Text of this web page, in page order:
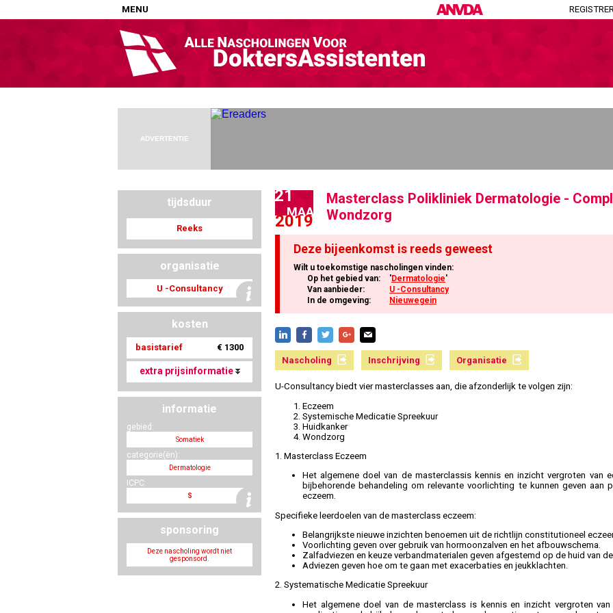
MENU
Home
Nascholingen op locatie (agenda)
Nascholingen op aanvraag (in-company)
Nascholing aanmelden
Zoek op kaart
Registreren
Inloggen
Info
ADVERTENTIE
tijdsduur
Reeks
organisatie
U -Consultancy
kosten
basistarief € 1300
extra prijsinformatie
informatie
gebied:
Somatiek
categorie(ën):
Dermatologie
ICPC:
S
sponsoring
Deze nascholing wordt niet
gesponsord.
21
MAA
2019
Masterclass Polikliniek Dermatologie -
Wondzorg
Deze bijeenkomst is reeds geweest
Wilt u toekomstige nascholingen vinden:
Op het gebied van:
'Dermatologie'
Van aanbieder:
U -Consultancy
In de omgeving:
Nieuwegein
Nascholing Inschrijving Organisatie
U-Consultancy biedt vier masterclasses aan, die afzonderlijk te volgen zijn:
Eczeem
Systemische Medicatie Spreekuur
Huidkanker
Wondzorg
1. Masterclass Eczeem
Het algemene doel van de masterclassis kennis en inzicht vergroten van
bijbehorende behandeling om relevante voorlichting te kunnen geven aan
eczeem.
Specifieke leerdoelen van de masterclass eczeem:
Belangrijkste nieuwe inzichten benoemen uit de richtlijn constitutioneel
Voorlichting geven over gebruik van hormoonzalven en het afbouwschema.
Zalfadviezen en keuze verbandmaterialen geven afgestemd op de huid van
Adviezen geven hoe om te gaan met exacerbaties en jeukklachten.
2. Systematische Medicatie Spreekuur
Het algemene doel van de masterclass is kennis en inzicht vergroten van